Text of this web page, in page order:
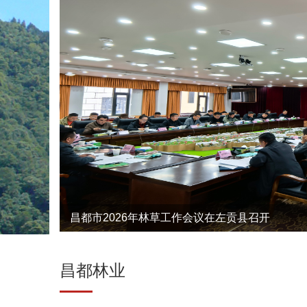
昌都市2026年林草工作会议在左贡县召开
昌都林业